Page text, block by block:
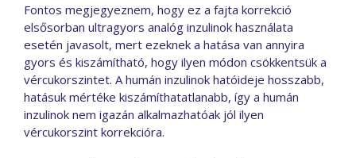
Fontos megjegyeznem, hogy ez a fajta korrekció
elsősorban ultragyors analóg inzulinok használata
esetén javasolt, mert ezeknek a hatása van annyira
gyors és kiszámítható, hogy ilyen módon csökkentsük a
vércukorszintet. A humán inzulinok hatóideje hosszabb,
hatásuk mértéke kiszámíthatatlanabb, így a humán
inzulinok nem igazán alkalmazhatóak jól ilyen
vércukorszint korrekcióra.